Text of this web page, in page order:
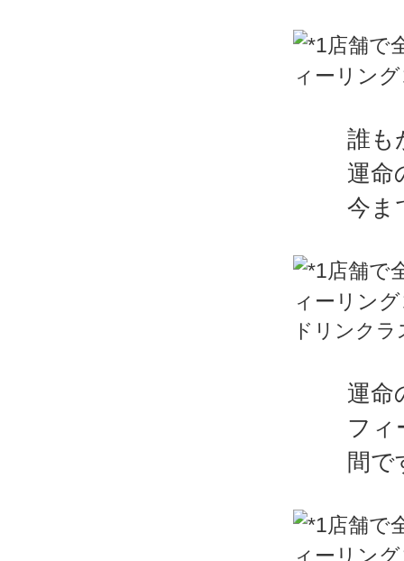
誰も
運命
今ま
ドリンク
運
フィ
間